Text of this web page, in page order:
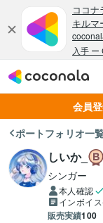
会員
ポートフォリオ一
しいか_
シンガー
本人確認
インボイ
販売実績100